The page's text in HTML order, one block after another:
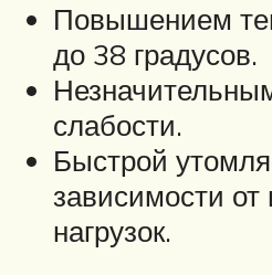
Повышением
до 38 градусов.
слабости.
Быстрой
зависимости от
нагрузок.